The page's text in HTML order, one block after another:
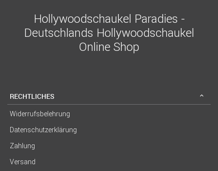
Hollywoodschaukel Paradies -
Deutschlands Hollywoodschaukel
Online Shop
RECHTLICHES
Widerrufsbelehrung
Datenschutzerklärung
Zahlung
Versand